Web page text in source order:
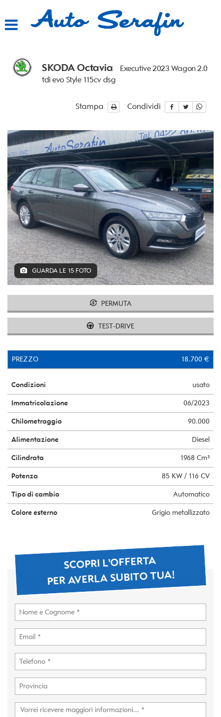
ACQUISTIAMO USATO
CONTATTI
SKODA Octavia
Executive 2023 Wagon 2.0
tdi evo Style 115cv dsg
Stampa Condividi
GUARDA LE 15 FOTO
PERMUTA
TEST-DRIVE
PREZZO 18.700 €
Condizioni usato
Immatricolazione 06/2023
Chilometraggio 90.000
Alimentazione Diesel
Cilindrata 1968 Cm³
Potenza 85 KW / 116 CV
Tipo di cambio Automatico
Colore esterno Grigio metallizzato
SCOPRI L'OFFERTA
PER AVERLA SUBITO TUA!